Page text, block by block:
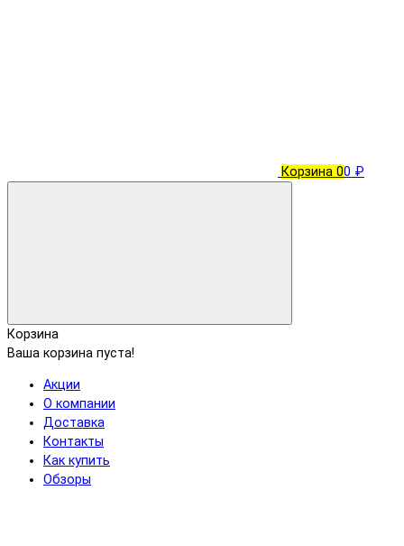
Корзина 00 ₽
Корзина
Ваша корзина пуста!
Акции
О компании
Доставка
Контакты
Как купить
Обзоры